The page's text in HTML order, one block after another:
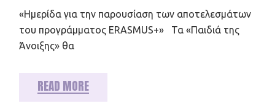
«Ημερίδα για την παρουσίαση των αποτελεσμάτων
του προγράμματος ERASMUS+» Τα «Παιδιά της
Άνοιξης» θα
READ MORE